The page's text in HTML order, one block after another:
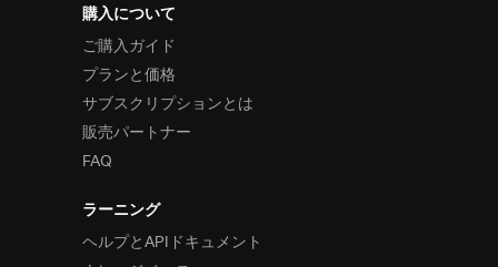
購入について
ご購入ガイド
プランと価格
サブスクリプションとは
販売パートナー
FAQ
ラーニング
ヘルプとAPIドキュメント